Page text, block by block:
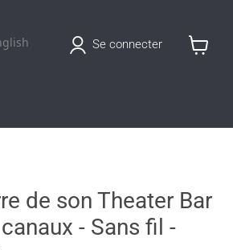
Se connecter
de son Theater Bar
- Sans fil -